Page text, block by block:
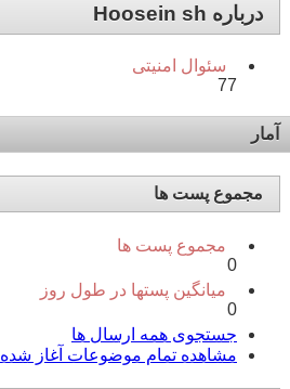
درباره Hoosein sh
سئوال امنیتی
77
آمار
مجموع پست ها
مجموع پست ها
0
میانگین پستها در طول روز
0
جستجوی همه ارسال ها
مشاهده تمام موضوعات آغاز شده